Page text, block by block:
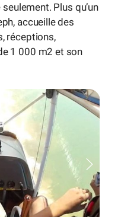
Plus qu’un
accueille des
réceptions,
1 000 m2 et son